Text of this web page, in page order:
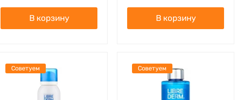
В корзину В корзину
Советуем Советуем